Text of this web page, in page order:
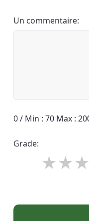
Un commentaire:
0 / Min : 70 Max :
Grade: